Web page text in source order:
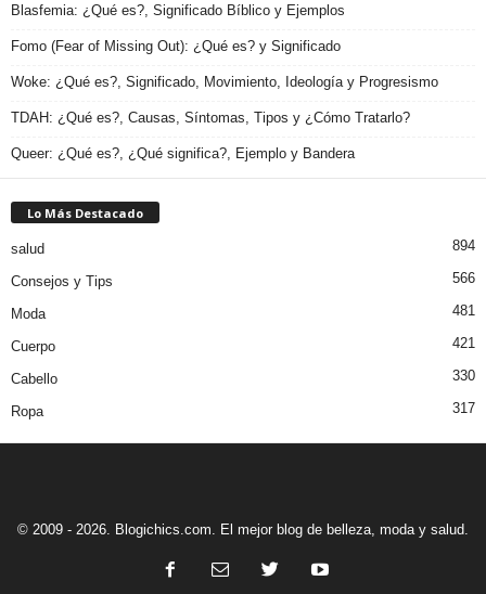
Blasfemia: ¿Qué es?, Significado Bíblico y Ejemplos
Fomo (Fear of Missing Out): ¿Qué es? y Significado
Woke: ¿Qué es?, Significado, Movimiento, Ideología y Progresismo
TDAH: ¿Qué es?, Causas, Síntomas, Tipos y ¿Cómo Tratarlo?
Queer: ¿Qué es?, ¿Qué significa?, Ejemplo y Bandera
Lo Más Destacado
salud 894
Consejos y Tips 566
Moda 481
Cuerpo 421
Cabello 330
Ropa 317
© 2009 - 2026. Blogichics.com. El mejor blog de belleza, moda y salud.